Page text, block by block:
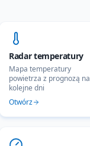
Radar temperatury
Mapa temperatury
powietrza z prognozą na
kolejne dni
Otwórz